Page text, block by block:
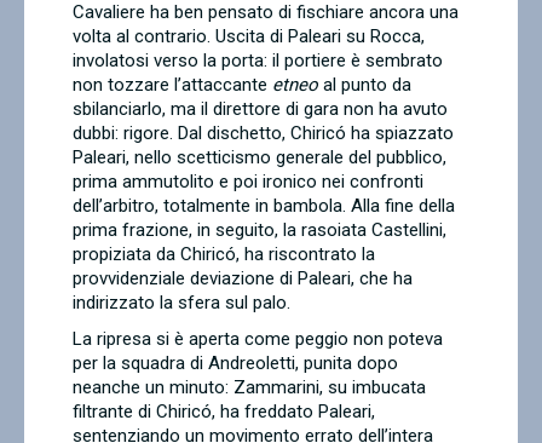
Cavaliere ha ben pensato di fischiare ancora una
volta al contrario. Uscita di Paleari su Rocca,
involatosi verso la porta: il portiere è sembrato
non tozzare l’attaccante etneo al punto da
sbilanciarlo, ma il direttore di gara non ha avuto
dubbi: rigore. Dal dischetto, Chiricó ha spiazzato
Paleari, nello scetticismo generale del pubblico,
prima ammutolito e poi ironico nei confronti
dell’arbitro, totalmente in bambola. Alla fine della
prima frazione, in seguito, la rasoiata Castellini,
propiziata da Chiricó, ha riscontrato la
provvidenziale deviazione di Paleari, che ha
indirizzato la sfera sul palo.
La ripresa si è aperta come peggio non poteva
per la squadra di Andreoletti, punita dopo
neanche un minuto: Zammarini, su imbucata
filtrante di Chiricó, ha freddato Paleari,
sentenziando un movimento errato dell’intera